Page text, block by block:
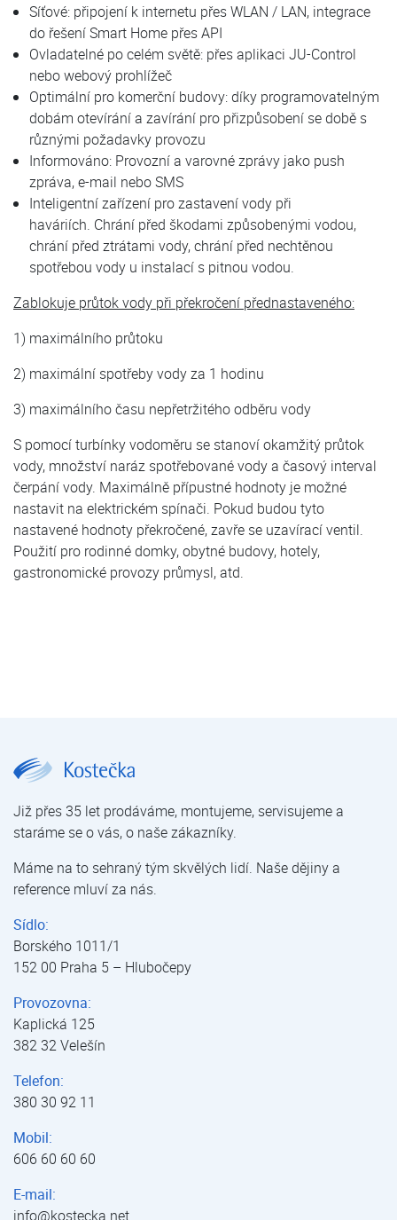
Síťové: připojení k internetu přes WLAN / LAN, integrace
do řešení Smart Home přes API
Ovladatelné po celém světě: přes aplikaci JU-Control
nebo webový prohlížeč
Optimální pro komerční budovy: díky programovatelným
dobám otevírání a zavírání pro přizpůsobení se době s
různými požadavky provozu
Informováno: Provozní a varovné zprávy jako push
zpráva, e-mail nebo SMS
Inteligentní zařízení pro zastavení vody při
haváriích. Chrání před škodami způsobenými vodou,
chrání před ztrátami vody, chrání před nechtěnou
spotřebou vody u instalací s pitnou vodou.
Zablokuje průtok vody při překročení přednastaveného:
1) maximálního průtoku
2) maximální spotřeby vody za 1 hodinu
3) maximálního času nepřetržitého odběru vody
S pomocí turbínky vodoměru se stanoví okamžitý průtok
vody, množství naráz spotřebované vody a časový interval
čerpání vody. Maximálně přípustné hodnoty je možné
nastavit na elektrickém spínači. Pokud budou tyto
nastavené hodnoty překročené, zavře se uzavírací ventil.
Použití pro rodinné domky, obytné budovy, hotely,
gastronomické provozy průmysl, atd.
Již přes 35 let prodáváme, montujeme, servisujeme a
staráme se o vás, o naše zákazníky.
Máme na to sehraný tým skvělých lidí. Naše dějiny a
reference mluví za nás.
Sídlo:
Borského 1011/1
152 00 Praha 5 – Hlubočepy
Provozovna:
Kaplická 125
382 32 Velešín
Telefon:
380 30 92 11
Mobil:
606 60 60 60
E-mail:
info@kostecka.net